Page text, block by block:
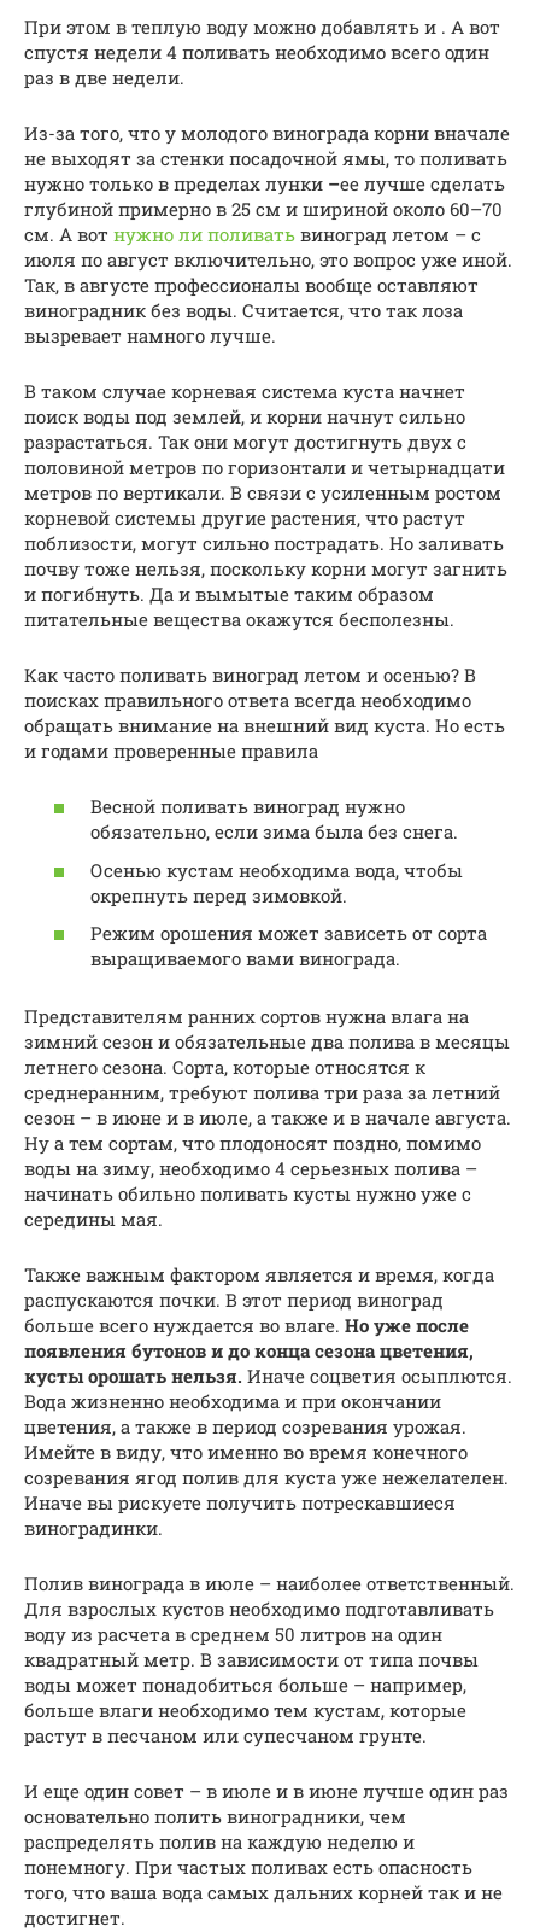
При этом в теплую воду можно добавлять и . А вот
спустя недели 4 поливать необходимо всего один
раз в две недели.
Из-за того, что у молодого винограда корни вначале
не выходят за стенки посадочной ямы, то поливать
нужно только в пределах лунки –ее лучше сделать
глубиной примерно в 25 см и шириной около 60–70
см. А вот нужно ли поливать виноград летом – с
июля по август включительно, это вопрос уже иной.
Так, в августе профессионалы вообще оставляют
виноградник без воды. Считается, что так лоза
вызревает намного лучше.
В таком случае корневая система куста начнет
поиск воды под землей, и корни начнут сильно
разрастаться. Так они могут достигнуть двух с
половиной метров по горизонтали и четырнадцати
метров по вертикали. В связи с усиленным ростом
корневой системы другие растения, что растут
поблизости, могут сильно пострадать. Но заливать
почву тоже нельзя, поскольку корни могут загнить
и погибнуть. Да и вымытые таким образом
питательные вещества окажутся бесполезны.
Как часто поливать виноград летом и осенью? В
поисках правильного ответа всегда необходимо
обращать внимание на внешний вид куста. Но есть
и годами проверенные правила
Весной поливать виноград нужно
обязательно, если зима была без снега.
Осенью кустам необходима вода, чтобы
окрепнуть перед зимовкой.
Режим орошения может зависеть от сорта
выращиваемого вами винограда.
Представителям ранних сортов нужна влага на
зимний сезон и обязательные два полива в месяцы
летнего сезона. Сорта, которые относятся к
среднеранним, требуют полива три раза за летний
сезон – в июне и в июле, а также и в начале августа.
Ну а тем сортам, что плодоносят поздно, помимо
воды на зиму, необходимо 4 серьезных полива –
начинать обильно поливать кусты нужно уже с
середины мая.
Также важным фактором является и время, когда
распускаются почки. В этот период виноград
больше всего нуждается во влаге. Но уже после
появления бутонов и до конца сезона цветения,
кусты орошать нельзя. Иначе соцветия осыплются.
Вода жизненно необходима и при окончании
цветения, а также в период созревания урожая.
Имейте в виду, что именно во время конечного
созревания ягод полив для куста уже нежелателен.
Иначе вы рискуете получить потрескавшиеся
виноградинки.
Полив винограда в июле – наиболее ответственный.
Для взрослых кустов необходимо подготавливать
воду из расчета в среднем 50 литров на один
квадратный метр. В зависимости от типа почвы
воды может понадобиться больше – например,
больше влаги необходимо тем кустам, которые
растут в песчаном или супесчаном грунте.
И еще один совет – в июле и в июне лучше один раз
основательно полить виноградники, чем
распределять полив на каждую неделю и
понемногу. При частых поливах есть опасность
того, что ваша вода самых дальних корней так и не
достигнет.